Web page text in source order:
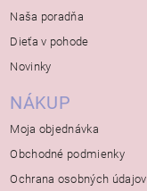
Naša poradňa
Dieťa v pohode
Novinky
NÁKUP
Moja objednávka
Obchodné podmienky
Ochrana osobných údajov